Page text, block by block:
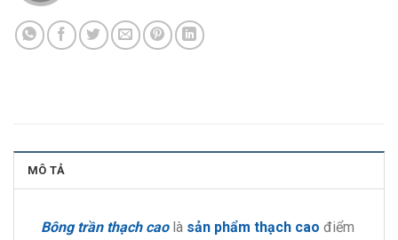
MÔ TẢ
Bông trần thạch caolà sản phẩm thạch cao điểm